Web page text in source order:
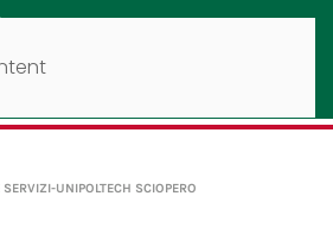
UNIPOLTECH SCIOPERO